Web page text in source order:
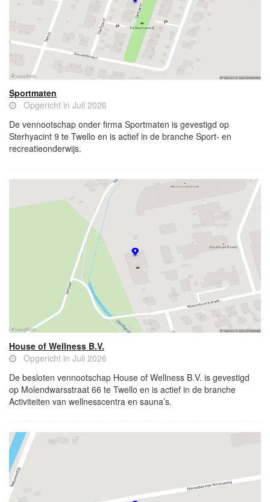
Sportmaten
Opgericht in Juli 2026
De vennootschap onder firma Sportmaten is gevestigd op
Sterhyacint 9 te Twello en is actief in de branche Sport- en
recreatieonderwijs.
House of Wellness B.V.
Opgericht in Juli 2026
De besloten vennootschap House of Wellness B.V. is gevestigd
op Molendwarsstraat 66 te Twello en is actief in de branche
Activiteiten van wellnesscentra en sauna’s.